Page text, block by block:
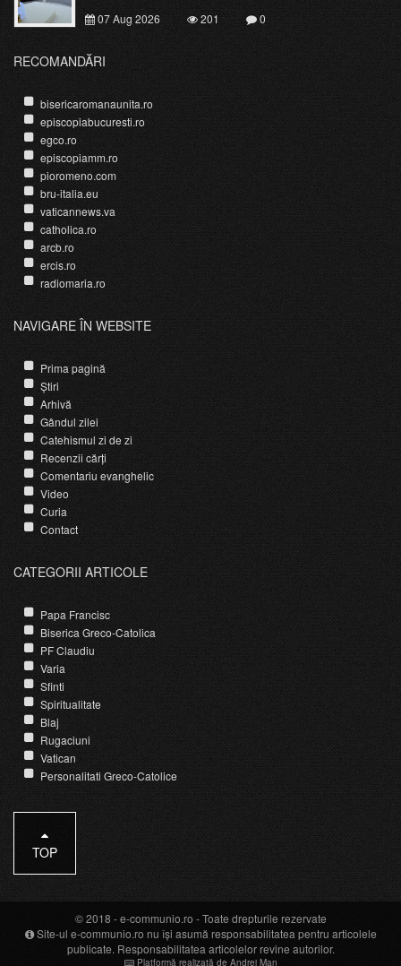
07 Aug 2026
201 0
RECOMANDĂRI
bisericaromanaunita.ro
episcopiabucuresti.ro
egco.ro
episcopiamm.ro
pioromeno.com
bru-italia.eu
vaticannews.va
catholica.ro
arcb.ro
ercis.ro
radiomaria.ro
NAVIGARE ÎN WEBSITE
Prima pagină
Știri
Arhivă
Gândul zilei
Catehismul zi de zi
Recenzii cărți
Comentariu evanghelic
Video
Curia
Contact
CATEGORII ARTICOLE
Papa Francisc
Biserica Greco-Catolica
PF Claudiu
Varia
Sfinti
Spiritualitate
Blaj
Rugaciuni
Vatican
Personalitati Greco-Catolice
TOP
© 2018 -e-communio.ro - Toate drepturile rezervate
Site-ul e-communio.ro nu își asumă responsabilitatea pentru articolele
publicate. Responsabilitatea articolelor revine autorilor.
Platformă realizată de Andrei Man